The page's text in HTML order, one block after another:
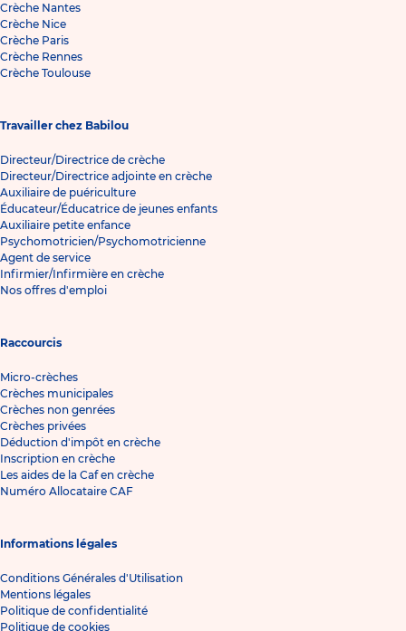
Crèche Nantes
Crèche Nice
Crèche Paris
Crèche Rennes
Crèche Toulouse
Travailler chez Babilou
Directeur/Directrice de crèche
Directeur/Directrice adjointe en crèche
Auxiliaire de puériculture
Éducateur/Éducatrice de jeunes enfants
Auxiliaire petite enfance
Psychomotricien/Psychomotricienne
Agent de service
Infirmier/Infirmière en crèche
Nos offres d'emploi
Raccourcis
Micro-crèches
Crèches municipales
Crèches non genrées
Crèches privées
Déduction d'impôt en crèche
Inscription en crèche
Les aides de la Caf en crèche
Numéro Allocataire CAF
Informations légales
Conditions Générales d'Utilisation
Mentions légales
Politique de confidentialité
Politique de cookies